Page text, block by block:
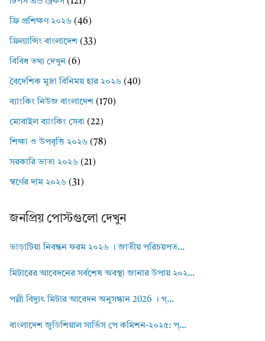
ফ্রি প্রশিক্ষণ ২০২৬ (46)
ফ্রিল্যান্সিং বাংলাদেশ (33)
বিবিধ তথ্য দেখুন (6)
বৈদেশিক মুদ্রা বিনিময় হার ২০২৬ (40)
ব্যাংকিং নিউজ বাংলাদেশ (170)
মোবাইল ব্যাংকিং সেবা (22)
শিক্ষা ও উপবৃত্তি ২০২৬ (78)
সরকারি ভাতা ২০২৬ (21)
স্বর্ণের দাম ২০২৬ (31)
জনপ্রিয় পোস্টগুলো দেখুন
ভাড়াটিয়া নিবন্ধন ফরম ২০২৬ । জাতীয় পরিচয়পত...
মিটারের আবেদনের সর্বশেষ অবস্থা জানার উপায় ২০২...
পল্লী বিদ্যুৎ মিটার আবেদন অনুসন্ধান 2026 । গ্...
বাংলাদেশ জুডিশিয়াল সার্ভিস পে কমিশন-২০২৫: প্...